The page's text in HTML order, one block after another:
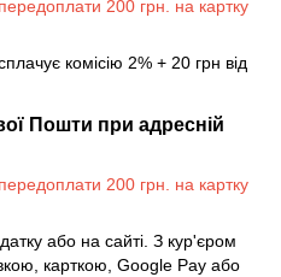
200 грн. на картку
комісію 2% + 20 грн від
Пошти при адресній
200 грн. на картку
або на сайті. З кур'єром
карткою, Google Pay або